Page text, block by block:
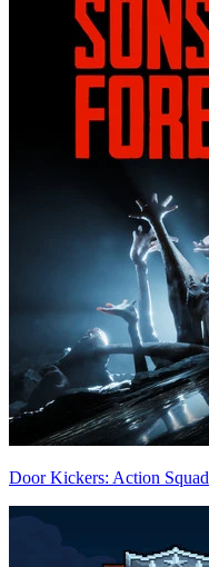
Door Kickers: Action Squad